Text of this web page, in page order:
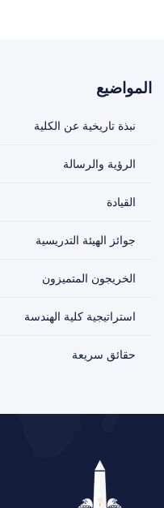
المواضيع
نبذة تاريخية عن الكلية
الرؤية والرسالة
القيادة
جوائز الهيئة التدريسية
الخريجون المتميزون
استراتيجية كلية الهندسة
حقائق سريعة